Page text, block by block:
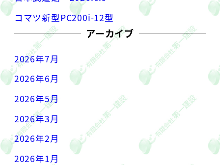
コマツ新型PC200i-12型
アーカイブ
2026年7月
2026年6月
2026年5月
2026年3月
2026年2月
2026年1月